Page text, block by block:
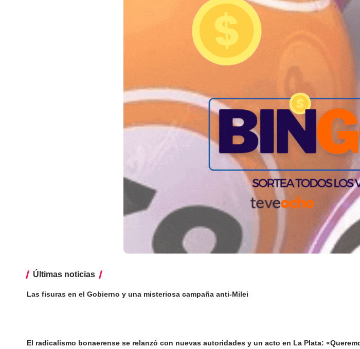
Últimas noticias
Las fisuras en el Gobierno y una misteriosa campaña anti-Milei
El radicalismo bonaerense se relanzó con nuevas autoridades y un acto en La Plata: